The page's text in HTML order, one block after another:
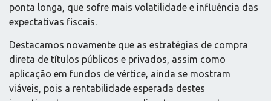
ponta longa, que sofre mais volatilidade e influência das
expectativas fiscais.
Destacamos novamente que as estratégias de compra
direta de títulos públicos e privados, assim como
aplicação em fundos de vértice, ainda se mostram
viáveis, pois a rentabilidade esperada destes